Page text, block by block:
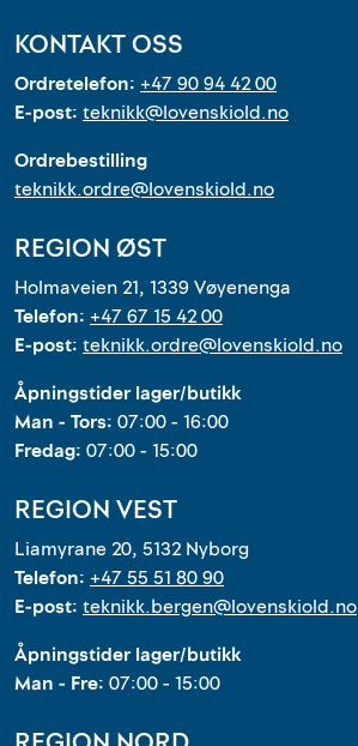
KONTAKT OSS
Ordretelefon: +47 90 94 42 00
E-post: teknikk@lovenskiold.no
Ordrebestilling
teknikk.ordre@lovenskiold.no
REGION ØST
Holmaveien 21, 1339 Vøyenenga
Telefon: +47 67 15 42 00
E-post: teknikk.ordre@lovenskiold.no
Åpningstider lager/butikk
Man - Tors: 07:00 - 16:00
Fredag: 07:00 - 15:00
REGION VEST
Liamyrane 20, 5132 Nyborg
Telefon: +47 55 51 80 90
E-post: teknikk.bergen@lovenskiold.no
Åpningstider lager/butikk
Man - Fre: 07:00 - 15:00